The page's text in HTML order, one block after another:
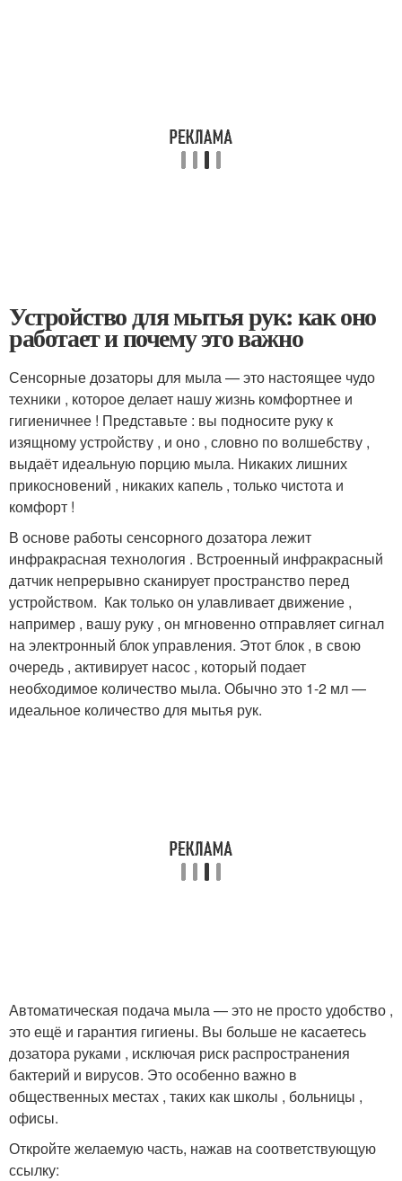
Устройство для мытья рук: как оно
работает и почему это важно
Сенсорные дозаторы для мыла — это настоящее чудо
техники , которое делает нашу жизнь комфортнее и
гигиеничнее ! Представьте : вы подносите руку к
изящному устройству , и оно , словно по волшебству ,
выдаёт идеальную порцию мыла. Никаких лишних
прикосновений , никаких капель , только чистота и
комфорт !
В основе работы сенсорного дозатора лежит
инфракрасная технология . Встроенный инфракрасный
датчик непрерывно сканирует пространство перед
устройством. ️ Как только он улавливает движение ,
например , вашу руку , он мгновенно отправляет сигнал
на электронный блок управления. Этот блок , в свою
очередь , активирует насос , который подает
необходимое количество мыла. Обычно это 1-2 мл —
идеальное количество для мытья рук.
Автоматическая подача мыла — это не просто удобство ,
это ещё и гарантия гигиены. Вы больше не касаетесь
дозатора руками , исключая риск распространения
бактерий и вирусов. Это особенно важно в
общественных местах , таких как школы , больницы ,
офисы.
Откройте желаемую часть, нажав на соответствующую
ссылку: